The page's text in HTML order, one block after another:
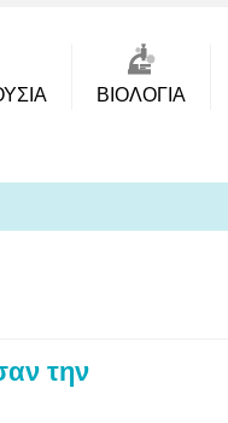
ΒΙΟΛΟΓΊΑ
την